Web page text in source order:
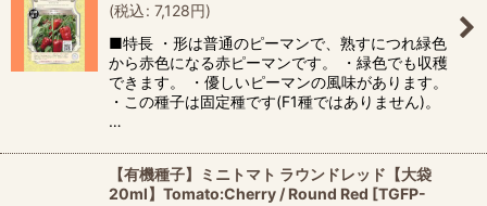
(税込: 7,128円)
■特長 ・形は普通のピーマンで、熟すにつれ緑色
から赤色になる赤ピーマンです。 ・緑色でも収穫
できます。 ・優しいピーマンの風味があります。
・この種子は固定種です(F1種ではありません)。
…
【有機種子】ミニトマト ラウンドレッド【大袋
20ml】Tomato:Cherry / Round Red [TGFP-